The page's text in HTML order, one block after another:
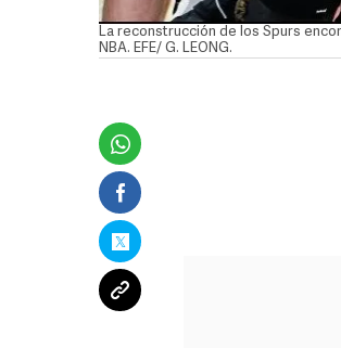
La reconstrucción de los Spurs
NBA. EFE/ G. LEONG.